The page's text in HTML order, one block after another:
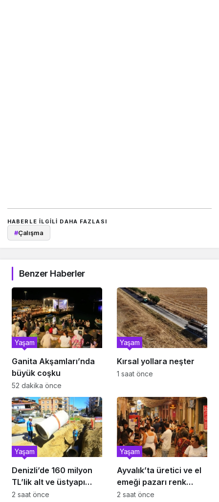
HABERLE ILGILI DAHA FAZLASI
#Çalışma
Benzer Haberler
Ganita Akşamları’nda
büyük coşku
Yaşam
52 dakika önce
Kırsal yollara neşter
Yaşam
1 saat önce
Denizli’de 160 milyon
TL’lik alt ve üstyapı
yatırımı
Yaşam
2 saat önce
Ayvalık’ta üretici ve el
emeği pazarı renk
katıyor
Yaşam
2 saat önce